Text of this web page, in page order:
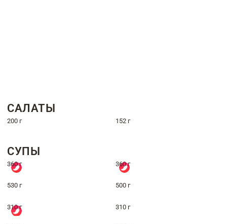
САЛАТЫ
200 г 152 г
СУПЫ
360 г 360 г
530 г 500 г
310 г 310 г